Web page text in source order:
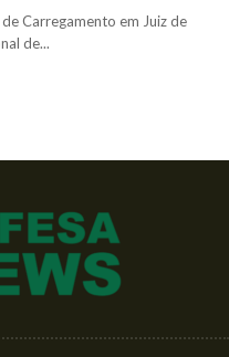
Carregamento em Juiz de
de...